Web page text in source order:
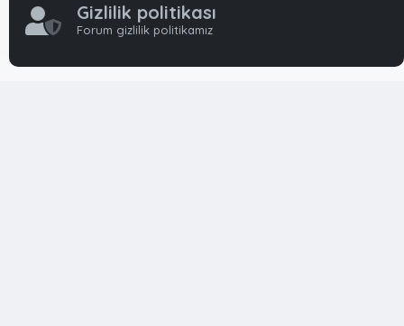
Gizlilik politikası
Forum gizlilik politikamız